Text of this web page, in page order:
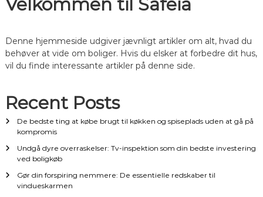
a
i
a
t
Velkommen til Safeia
Denne hjemmeside udgiver jævnligt artikler om alt, hvad du
behøver at vide om boliger. Hvis du elsker at forbedre dit hus,
vil du finde interessante artikler på denne side.
Recent Posts
De bedste ting at købe brugt til køkken og spiseplads uden at gå på
kompromis
Undgå dyre overraskelser: Tv-inspektion som din bedste investering
ved boligkøb
Gør din forspiring nemmere: De essentielle redskaber til
vindueskarmen